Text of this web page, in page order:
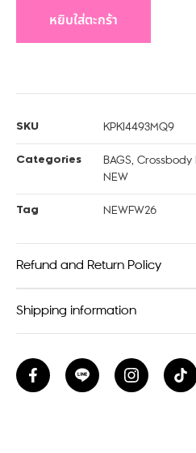
หยิบใส่ตะกร้า
SKU KPKI4493MQ9
Categories BAGS, Crossbody
NEW
Tag NEWFW26
Refund and Return Policy
Shipping information